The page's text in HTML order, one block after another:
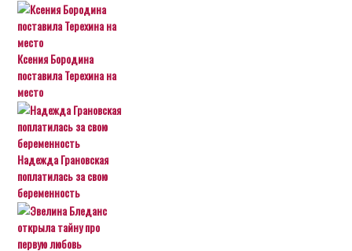
Ксения Бородина
поставила Терехина на
место
Надежда Грановская
поплатилась за свою
беременность